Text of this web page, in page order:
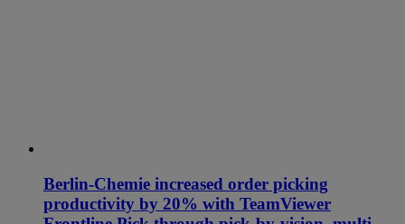
Berlin-Chemie increased order picking
productivity by 20% with TeamViewer